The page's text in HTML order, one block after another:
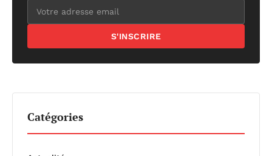
S'INSCRIRE
Catégories